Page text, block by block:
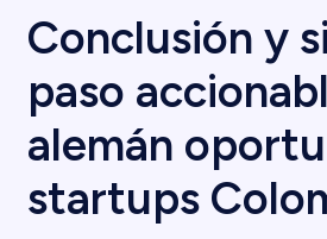
Conclusión y
paso
alemán
startups